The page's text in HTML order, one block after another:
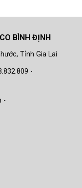
BÌNH ĐỊNH
Tỉnh Gia Lai
-
-